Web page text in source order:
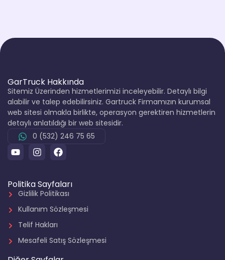
GarTruck Hakkında
Sitemiz Üzerinden hizmetlerimizi inceleyebilir. Detaylı bilgi
alabilir ve talep edebilirsiniz. Gartruck Firmamızın kurumsal
web sitesi olmakla birlikte, operasyon gerektiren hizmetlerin
detaylı anlatıldığı bir web sitesidir.
0 (532) 246 75 65
Politika Sayfaları
Gizlilik Politikası
Kullanım Sözleşmesi
Telif Hakları
Mesafeli Satış Sözleşmesi